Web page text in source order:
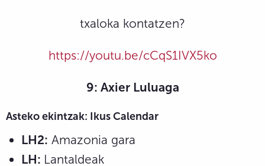
txaloka kontatzen?
https://youtu.be/cCqS1IVX5ko
9: Axier Luluaga
Asteko ekintzak: Ikus Calendar
LH2: Amazonia gara
LH: Lantaldeak